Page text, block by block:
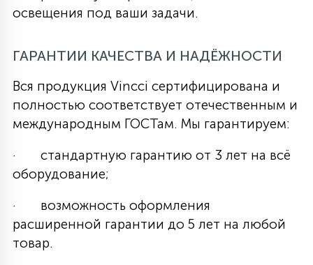
освещения под ваши задачи.
ГАРАНТИИ КАЧЕСТВА И НАДЁЖНОСТИ
Вся продукция Vincci сертифицирована и
полностью соответствует отечественным и
международным ГОСТам. Мы гарантируем:
· стандартную гарантию от 3 лет на всё
оборудование;
· возможность оформления
расширенной гарантии до 5 лет на любой
товар.